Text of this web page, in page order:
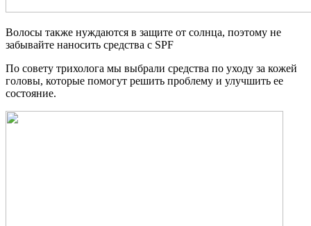
Волосы также нуждаются в защите от солнца, поэтому не
забывайте наносить средства с SPF
По совету трихолога мы выбрали средства по уходу за кожей
головы, которые помогут решить проблему и улучшить ее
состояние.